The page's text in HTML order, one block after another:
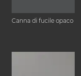
Canna di fucile opaco